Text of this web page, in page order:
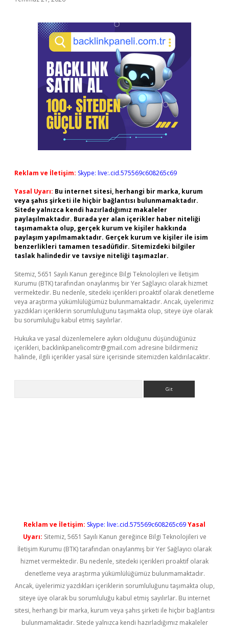
Reklam ve İletişim: Skype: live:.cid.575569c608265c69
Yasal Uyarı: Bu internet sitesi, herhangi bir marka, kurum
veya şahıs şirketi ile hiçbir bağlantısı bulunmamaktadır.
Sitede yalnızca kendi hazırladığımız makaleler
paylaşılmaktadır. Burada yer alan içerikler haber niteliği
taşımamakta olup, gerçek kurum ve kişiler hakkında
paylaşım yapılmamaktadır. Gerçek kurum ve kişiler ile isim
benzerlikleri tamamen tesadüfidir. Sitemizdeki bilgiler
taslak halindedir ve tavsiye niteliği taşımazlar.
Sitemiz, 5651 Sayılı Kanun gereğince Bilgi Teknolojileri ve İletişim
Kurumu (BTK) tarafından onaylanmış bir Yer Sağlayıcı olarak hizmet
vermektedir. Bu nedenle, sitedeki içerikleri proaktif olarak denetleme
veya araştırma yükümlülüğümüz bulunmamaktadır. Ancak, üyelerimiz
yazdıkları içeriklerin sorumluluğunu taşımakta olup, siteye üye olarak
bu sorumluluğu kabul etmiş sayılırlar.
Hukuka ve yasal düzenlemelere aykırı olduğunu düşündüğünüz
içerikleri, backlinkpanelicomtr@gmail.com adresine bildirmeniz
halinde, ilgili içerikler yasal süre içerisinde sitemizden kaldırılacaktır.
Reklam ve İletişim: Skype: live:.cid.575569c608265c69Yasal
Uyarı: Sitemiz, 5651 Sayılı Kanun gereğince Bilgi Teknolojileri ve
İletişim Kurumu (BTK) tarafından onaylanmış bir Yer Sağlayıcı olarak
hizmet vermektedir. Bu nedenle, sitedeki içerikleri proaktif olarak
denetleme veya araştırma yükümlülüğümüz bulunmamaktadır.
Ancak, üyelerimiz yazdıkları içeriklerin sorumluluğunu taşımakta olup,
siteye üye olarak bu sorumluluğu kabul etmiş sayılırlar. Bu internet
sitesi, herhangi bir marka, kurum veya şahıs şirketi ile hiçbir bağlantısı
bulunmamaktadır. Sitede yalnızca kendi hazırladığımız makaleler